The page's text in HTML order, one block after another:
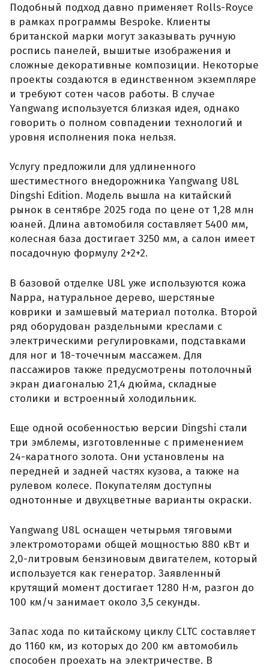
Подобный подход давно применяет Rolls-Royce
в рамках программы Bespoke. Клиенты
британской марки могут заказывать ручную
роспись панелей, вышитые изображения и
сложные декоративные композиции. Некоторые
проекты создаются в единственном экземпляре
и требуют сотен часов работы. В случае
Yangwang используется близкая идея, однако
говорить о полном совпадении технологий и
уровня исполнения пока нельзя.
Услугу предложили для удлиненного
шестиместного внедорожника Yangwang U8L
Dingshi Edition. Модель вышла на китайский
рынок в сентябре 2025 года по цене от 1,28 млн
юаней. Длина автомобиля составляет 5400 мм,
колесная база достигает 3250 мм, а салон имеет
посадочную формулу 2+2+2.
В базовой отделке U8L уже используются кожа
Nappa, натуральное дерево, шерстяные
коврики и замшевый материал потолка. Второй
ряд оборудован раздельными креслами с
электрическими регулировками, подставками
для ног и 18-точечным массажем. Для
пассажиров также предусмотрены потолочный
экран диагональю 21,4 дюйма, складные
столики и встроенный холодильник.
Еще одной особенностью версии Dingshi стали
три эмблемы, изготовленные с применением
24-каратного золота. Они установлены на
передней и задней частях кузова, а также на
рулевом колесе. Покупателям доступны
однотонные и двухцветные варианты окраски.
Yangwang U8L оснащен четырьмя тяговыми
электромоторами общей мощностью 880 кВт и
2,0-литровым бензиновым двигателем, который
используется как генератор. Заявленный
крутящий момент достигает 1280 Н·м, разгон до
100 км/ч занимает около 3,5 секунды.
Запас хода по китайскому циклу CLTC составляет
до 1160 км, из которых до 200 км автомобиль
способен проехать на электричестве. В